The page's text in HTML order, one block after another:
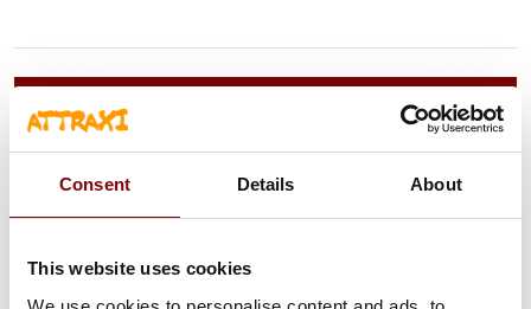
Consent Details About
This website uses cookies
OMSCHRIJVING
MINI MULTIFUN FEEST
SPRINGKASTEEL
Speciaal voor de kleinere kinderen zijn deze gave Mini
lichtgewicht kussens zijn ideaal voor in je voor- of achtertuin, een
oprit of zelfs binnen in de kamer of garage. Het Mini Feest